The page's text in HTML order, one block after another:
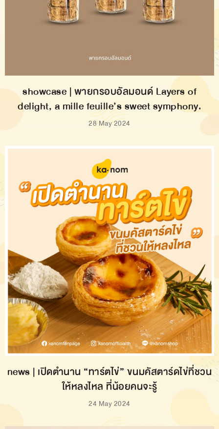
showcase | พายกรอบอัลมอนด์ Layers of
delight, a mille feuille’s sweet symphony.
28 May 2024
news | เปิดตำนาน “ทาร์ตไข่” ขนมคัสตาร์ดไข่ที่ชวน
ให้หลงไหล ที่น้อยคนจะรู้
24 May 2024